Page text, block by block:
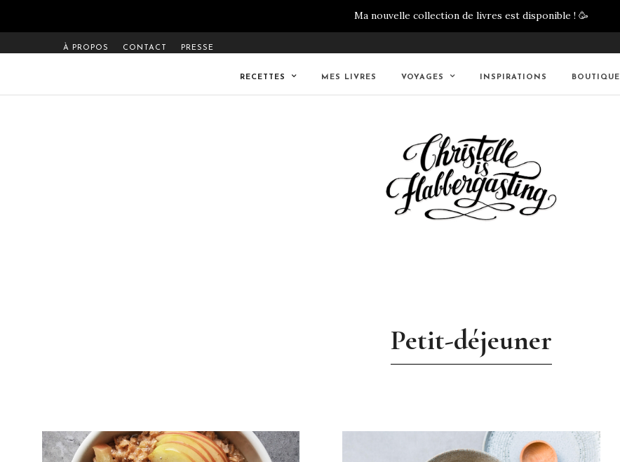
Ma nouvelle collection de livres est disponible ! 🥳
À PROPOS CONTACT PRESSE
RECETTES MES LIVRES VOYAGES INSPIRATIONS BOUTIQUE
Petit-déjeuner